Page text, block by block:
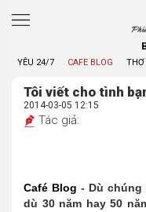
YÊU 24/7 CAFE BLOG THƠ
Tôi viết cho tình
2014-03-05 12:15
Tác giả:
Café Blog - Dù chúng
dù 30 năm hay 50